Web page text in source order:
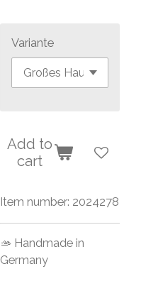
Variante
Add to
cart
Item number: 2024278
🫴 Handmade in
Germany